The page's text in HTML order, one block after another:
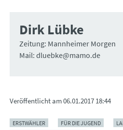
Dirk Lübke
Zeitung: Mannheimer Morgen
Mail: dluebke@mamo.de
Veröffentlicht am06.01.2017 18:44
ERSTWÄHLER FÜR DIE JUGEND